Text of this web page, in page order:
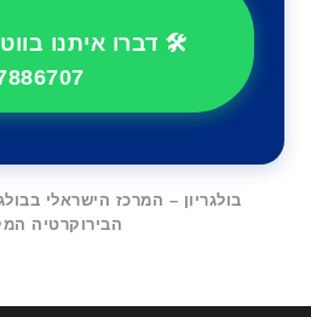
בולגריון – המרכז הישראלי
הבירוקרטיה